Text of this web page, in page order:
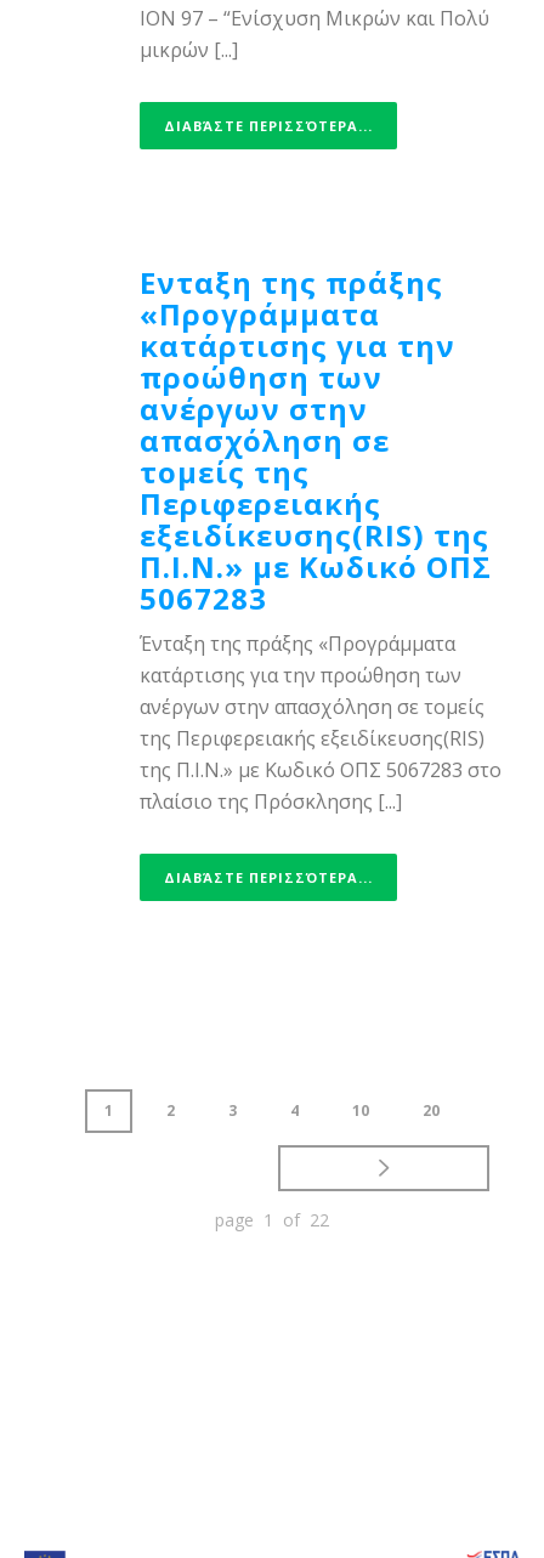
ΙΟΝ 97 – “Ενίσχυση Μικρών και Πολύ
μικρών [...]
ΔΙΑΒΆΣΤΕ ΠΕΡΙΣΣΌΤΕΡΑ...
Eνταξη της πράξης
«Προγράμματα
κατάρτισης για την
προώθηση των
ανέργων στην
απασχόληση σε
τομείς της
Περιφερειακής
εξειδίκευσης(RIS) της
Π.Ι.Ν.» με Κωδικό ΟΠΣ
5067283
Ένταξη της πράξης «Προγράμματα
κατάρτισης για την προώθηση των
ανέργων στην απασχόληση σε τομείς
της Περιφερειακής εξειδίκευσης(RIS)
της Π.Ι.Ν.» με Κωδικό ΟΠΣ 5067283 στο
πλαίσιο της Πρόσκλησης [...]
ΔΙΑΒΆΣΤΕ ΠΕΡΙΣΣΌΤΕΡΑ...
1 2 3 4 10 20
page 1 of 22